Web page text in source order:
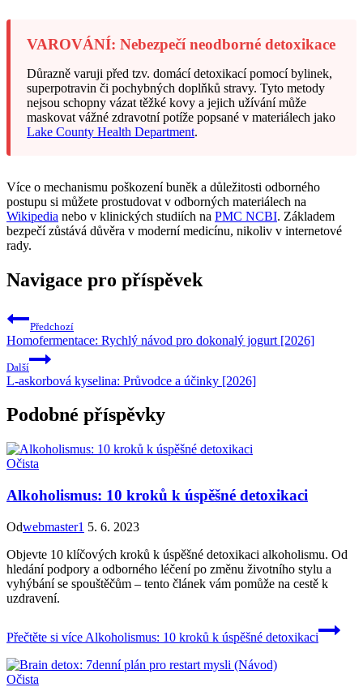
VAROVÁNÍ: Nebezpečí neodborné detoxikace
Důrazně varuji před tzv. domácí detoxikací pomocí bylinek,
superpotravin či pochybných doplňků stravy. Tyto metody
nejsou schopny vázat těžké kovy a jejich užívání může
maskovat vážné zdravotní potíže popsané v materiálech jako
Lake County Health Department.
Více o mechanismu poškození buněk a důležitosti odborného
postupu si můžete prostudovat v odborných materiálech na
Wikipedia nebo v klinických studiích na PMC NCBI. Základem
bezpečí zůstává důvěra v moderní medicínu, nikoliv v internetové
rady.
Navigace pro příspěvek
Předchozí
Homofermentace: Rychlý návod pro dokonalý jogurt [2026]
Další
L-askorbová kyselina: Průvodce a účinky [2026]
Podobné příspěvky
Očista
Alkoholismus: 10 kroků k úspěšné detoxikaci
Odwebmaster1 5. 6. 2023
Objevte 10 klíčových kroků k úspěšné detoxikaci alkoholismu. Od
hledání podpory a odborného léčení po změnu životního stylu a
vyhýbání se spouštěčům – tento článek vám pomůže na cestě k
uzdravení.
Přečtěte si více Alkoholismus: 10 kroků k úspěšné detoxikaci
Očista